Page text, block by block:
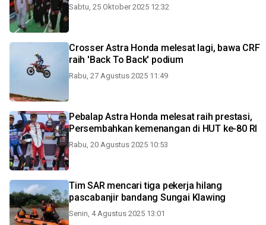
Sabtu, 25 Oktober 2025 12:32
Crosser Astra Honda melesat lagi, bawa CRF
raih 'Back To Back' podium
Rabu, 27 Agustus 2025 11:49
Pebalap Astra Honda melesat raih prestasi,
Persembahkan kemenangan di HUT ke-80 RI
Rabu, 20 Agustus 2025 10:53
Tim SAR mencari tiga pekerja hilang
pascabanjir bandang Sungai Klawing
Senin, 4 Agustus 2025 13:01